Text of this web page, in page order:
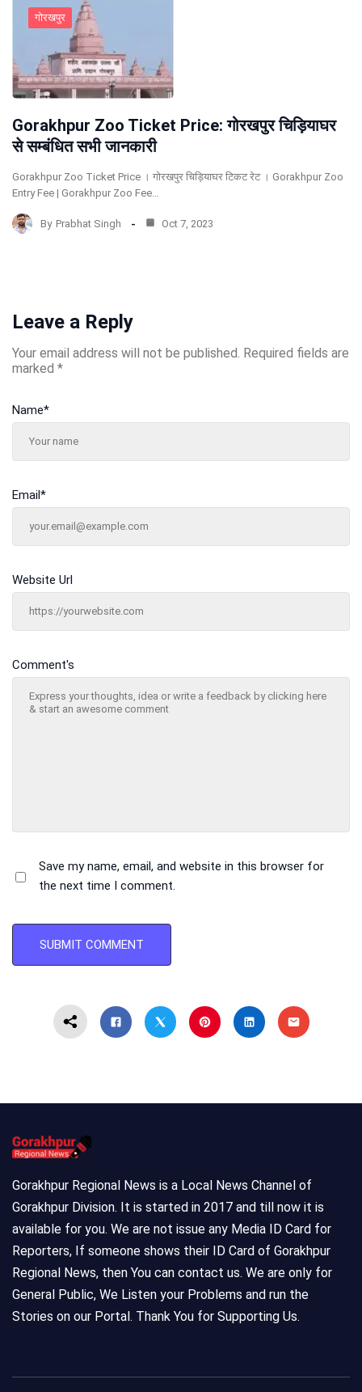
गोरखपुर
Gorakhpur Zoo Ticket Price: गोरखपुर चिड़ियाघर
से सम्बंधित सभी जानकारी
Gorakhpur Zoo Ticket Price । गोरखपुर चिड़ियाघर टिकट रेट । Gorakhpur Zoo
Entry Fee | Gorakhpur Zoo Fee…
By Prabhat Singh Oct 7, 2023
Leave a Reply
Your email address will not be published. Required fields are
marked *
Comment's
Name*
Email *
Website Url
Save my name, email, and website in this browser for
the next time I comment.
Gorakhpur Regional News is a Local News Channel of
Gorakhpur Division. It is started in 2017 and till now it is
available for you. We are not issue any Media ID Card for
Reporters, If someone shows their ID Card of Gorakhpur
Regional News, then You can contact us. We are only for
General Public, We Listen your Problems and run the
Stories on our Portal. Thank You for Supporting Us.